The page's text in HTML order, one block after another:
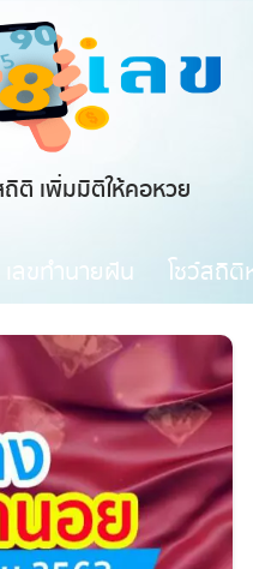
ถิติ เพิ่มมิติให้คอหวย
เลขทำนายฝัน โชว์สถิติ